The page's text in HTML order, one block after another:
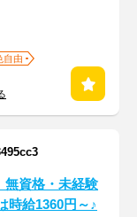
自由
無資格・未経験
給1360円～♪